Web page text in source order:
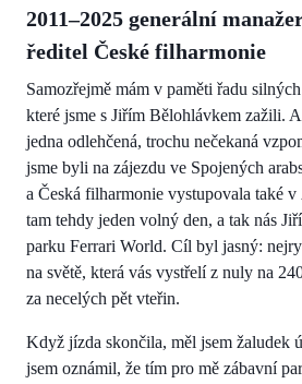
2011–2025 generální
ředitel České filharmonie
Samozřejmě mám v paměti řadu
které jsme s Jiřím Bělohlávkem zažili.
jedna odlehčená, trochu nečekaná
jsme byli na zájezdu ve Spojených
a Česká filharmonie vystupovala také
tam tehdy jeden volný den, a tak nás
parku Ferrari World. Cíl byl jasný:
na světě, která vás vystřelí z nuly na
za necelých pět vteřin.
Když jízda skončila, měl jsem žaludek
jsem oznámil, že tím pro mě zábavní